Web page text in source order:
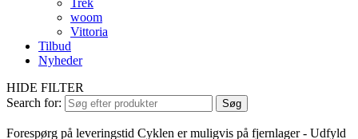
woom
Vittoria
Tilbud
Nyheder
HIDE FILTER
Search for:
Søg
Forespørg på leveringstid Cyklen er muligvis på fjernlager - Udfyld